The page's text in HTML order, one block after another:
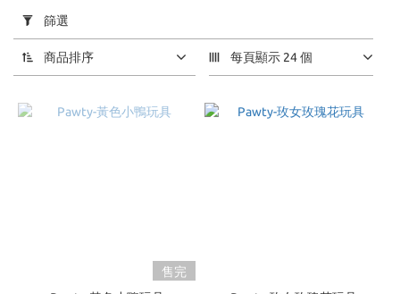
用
篩
選
(0/20)
價格
篩選
商品排序 每頁顯示 24 個
售完